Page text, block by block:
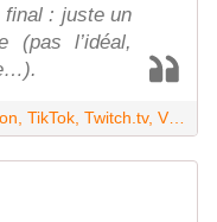
: juste un
(pas l’idéal,
Ajouter une vidéo YouTube, Dailymotion, TikTok, Twitch.tv, Vimeo... MUNE - Après l'orage